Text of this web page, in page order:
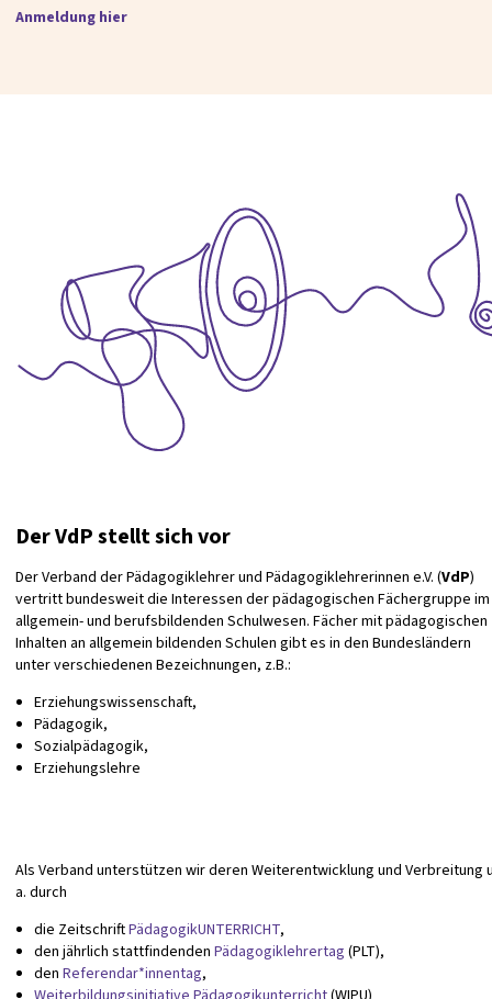
Anmeldung hier
Der VdP stellt sich vor
Der Verband der Pädagogiklehrer und Pädagogiklehrerinnen e.V. (VdP)
vertritt bundesweit die Interessen der pädagogischen Fächergruppe im
allgemein- und berufsbildenden Schulwesen. Fächer mit pädagogischen
Inhalten an allgemein bildenden Schulen gibt es in den Bundesländern
unter verschiedenen Bezeichnungen, z.B.:
Erziehungswissenschaft,
Pädagogik,
Sozialpädagogik,
Erziehungslehre
Als Verband unterstützen wir deren Weiterentwicklung und Verbreitung
a. durch
die ZeitschriftPädagogikUNTERRICHT,
den jährlich stattfindenden Pädagogiklehrertag (PLT),
den Referendar*innentag,